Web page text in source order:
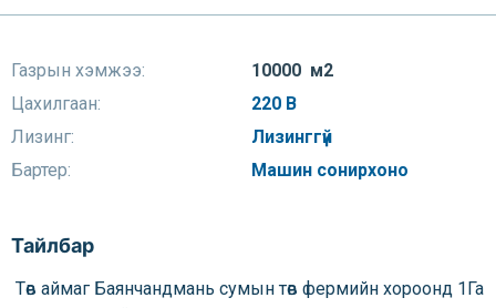
Газрын хэмжээ:
10000 м2
Цахилгаан:
220 В
Лизинг:
Лизинггүй
Бартер:
Машин сонирхоно
Тайлбар
Төв аймаг Баянчандмань сумын төв фермийн хороонд 1Га